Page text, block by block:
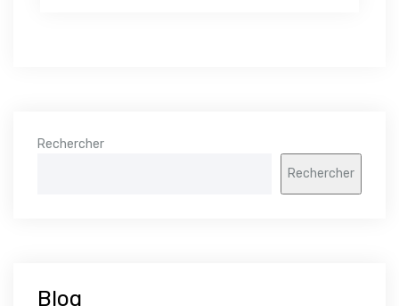
Rechercher
Rechercher
Blog